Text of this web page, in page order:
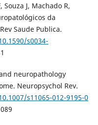
J, Machado R,
da
Saude Publica.
s0034-
neuropathology
Neuropsychol Rev.
s11065-012-9195-0